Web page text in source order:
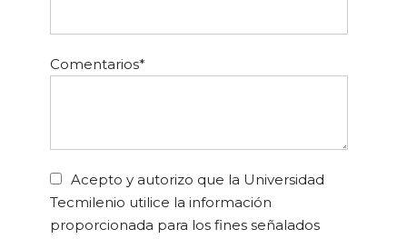
Comentarios*
Acepto y autorizo que la Universidad
Tecmilenio utilice la información
proporcionada para los fines señalados